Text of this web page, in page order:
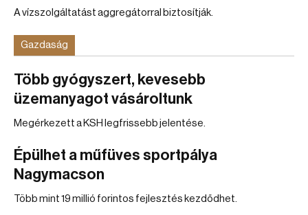
A vízszolgáltatást aggregátorral biztosítják.
Gazdaság
Több gyógyszert, kevesebb
üzemanyagot vásároltunk
Megérkezett a KSH legfrissebb jelentése.
Épülhet a műfüves sportpálya
Nagymacson
Több mint 19 millió forintos fejlesztés kezdődhet.